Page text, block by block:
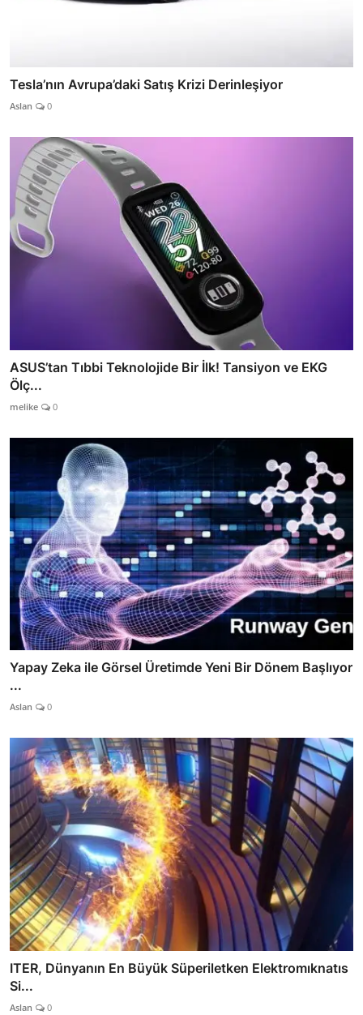
Tesla’nın Avrupa’daki Satış Krizi Derinleşiyor
Aslan 0
ASUS’tan Tıbbi Teknolojide Bir İlk! Tansiyon ve EKG
Ölç...
melike 0
Yapay Zeka ile Görsel Üretimde Yeni Bir Dönem Başlıyor
...
Aslan 0
ITER, Dünyanın En Büyük Süperiletken Elektromıknatıs
Si...
Aslan 0